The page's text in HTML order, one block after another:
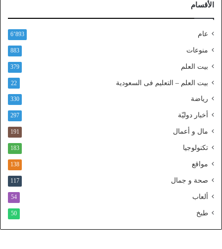
ا
ل
ف
ا
ا
ط
ا
م
و
د
الأقسام
عام 6٬893
منوعات 883
بيت العلم 379
بيت العلم – التعليم فى السعودية 22
رياضة 330
أخبار دوليّة 297
مال و أعمال 191
تكنولوجيا 183
مواقع 138
صحة و جمال 117
ألعاب 54
طبخ 50